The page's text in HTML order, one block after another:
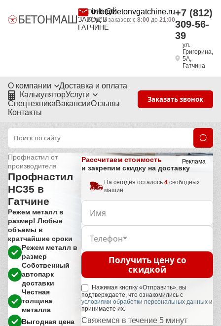
БЕТОННЫЙ
ЗАВОД В
ГАТЧИНЕ
info@betonvgatchine.ru
Приём заказов: с 8:00 до 21:00
+7 (812)
309-56-
39
ул.
Григорина,
5А,
Гатчина
О компании
Доставка и оплата
КалькуляторУслуги
СпецтехникаВакансииОтзывы
Контакты
Заказать звонок
Реклама
Профнастил от
производителя
Профнастил
НС35 в
Гатчине
Режем металл в
размер! Любые
объемы в
кратчайшие сроки
Режем металл в
размер
Собственный
автопарк
доставки
Честная
толщина
металла
Выгодная цена
Рассчитаем стоимость
и закрепим скидку на доставку
На сегодня осталось4 свободных
машин
Получить цену со
скидкой
Нажимая кнопку «Отправить», вы
подтверждаете, что ознакомились с
условиями обработки персональных данных и
принимаете их.
Свяжемся в течение 5 минут